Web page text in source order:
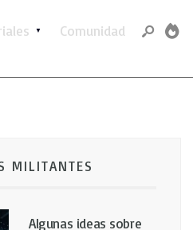
Comunidad
MILITANTES
Algunas ideas sobre